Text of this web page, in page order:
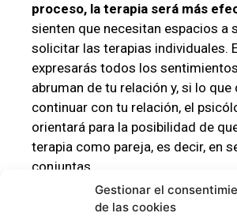
Gestionar el
de las cookies
proceso, la terapia será más
sienten que necesitan espacios a
solicitar las terapias individuales.
expresarás todos los
abruman de tu relación y, si lo que
continuar con tu relación, el
orientará para la posibilidad de
terapia como pareja, es decir, en
conjuntas.